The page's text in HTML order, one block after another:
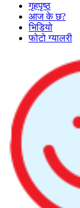
गृहपृष्ठ
आज के छ?
भिडियो
फोटो ग्यालरी